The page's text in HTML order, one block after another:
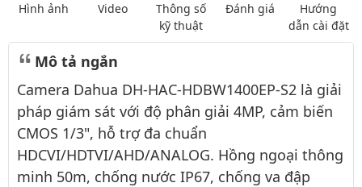
Hình ảnh Video
Thông số
kỹ thuật
Đánh giá
Hướng
dẫn cài đặt
Mô tả ngắn
Camera Dahua DH-HAC-HDBW1400EP-S2 là giải
pháp giám sát với độ phân giải 4MP, cảm biến
CMOS 1/3", hỗ trợ đa chuẩn
HDCVI/HDTVI/AHD/ANALOG. Hồng ngoại thông
minh 50m, chống nước IP67, chống va đập